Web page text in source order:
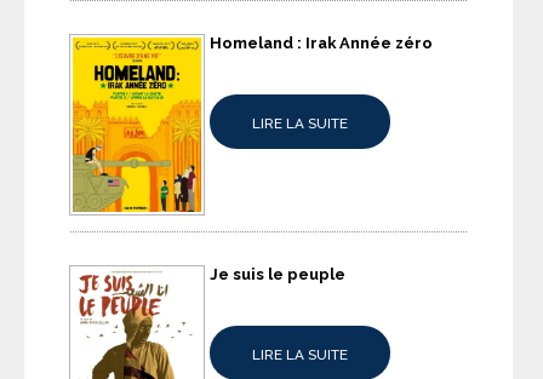
Homeland : Irak Année zéro
LIRE LA SUITE
Je suis le peuple
LIRE LA SUITE